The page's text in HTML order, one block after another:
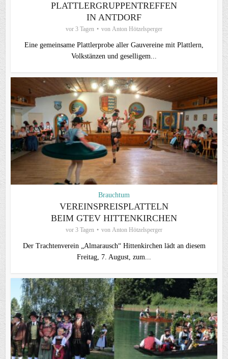
PLATTLERGRUPPENTREFFEN
IN ANTDORF
vor 3 Tagen von Anton Hötzelsperger
Eine gemeinsame Plattlerprobe aller Gauvereine mit Plattlern,
Volkstänzen und geselligem...
Brauchtum
VEREINSPREISPLATTELN
BEIM GTEV HITTENKIRCHEN
vor 3 Tagen von Anton Hötzelsperger
Der Trachtenverein „Almarausch“ Hittenkirchen lädt an diesem
Freitag, 7. August, zum...